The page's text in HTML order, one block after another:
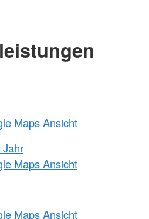
Maps Ansicht
Jahr
Maps Ansicht
Maps Ansicht